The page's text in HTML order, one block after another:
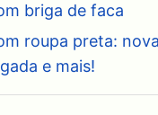
briga de faca
roupa preta:
e mais!